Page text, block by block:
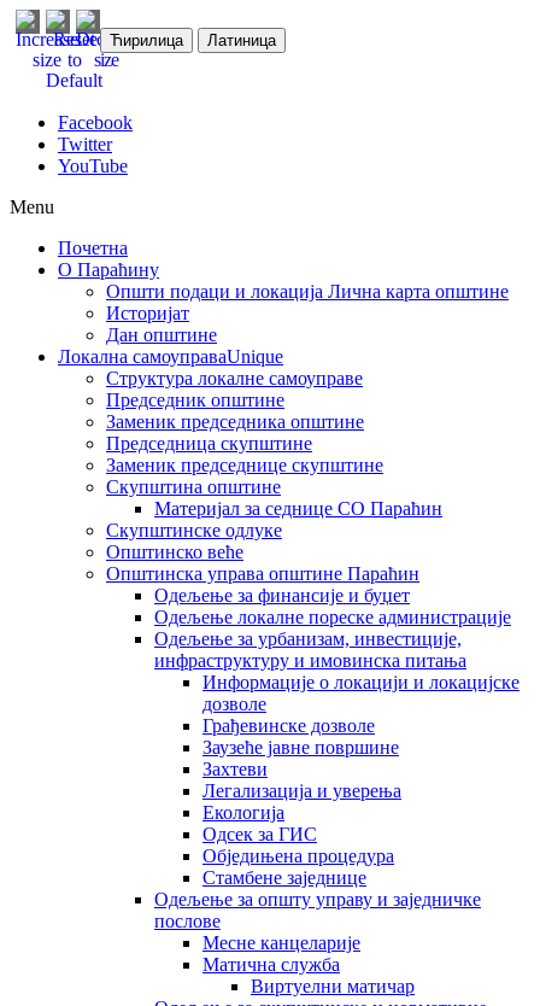
Ћирилица Латиница
Facebook
Twitter
YouTube
Menu
Почетна
О Параћину
Општи подаци и локација Лична карта општине
Историјат
Дан општине
Локална самоуправаUnique
Структура локалне самоуправе
Председник општине
Заменик председника општине
Председница скупштине
Заменик председнице скупштине
Скупштина општине
Материјал за седнице СО Параћин
Скупштинске одлуке
Општинско веће
Општинска управа општине Параћин
Одељење за финансије и буџет
Одељење локалне пореске администрације
Одељење за урбанизам, инвестиције,
инфраструктуру и имовинска питања
Информације о локацији и локацијске
дозволе
Грађевинске дозволе
Заузеће јавне површине
Захтеви
Легализација и уверења
Екологија
Одсек за ГИС
Обједињена процедура
Стамбене заједнице
Oдељење за општу управу и заједничке
послове
Месне канцеларије
Матична служба
Виртуелни матичар